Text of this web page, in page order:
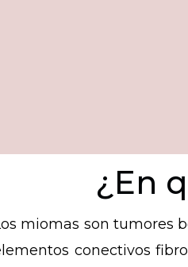
¿En
miomas son tumores
conectivos